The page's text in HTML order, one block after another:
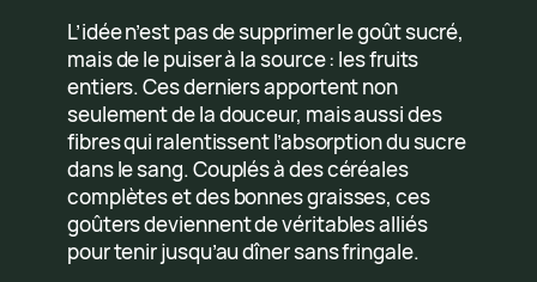
L’idée n’est pas de supprimer le goût sucré,
mais de le puiser à la source : les fruits
entiers. Ces derniers apportent non
seulement de la douceur, mais aussi des
fibres qui ralentissent l’absorption du sucre
dans le sang. Couplés à des céréales
complètes et des bonnes graisses, ces
goûters deviennent de véritables alliés
pour tenir jusqu’au dîner sans fringale.